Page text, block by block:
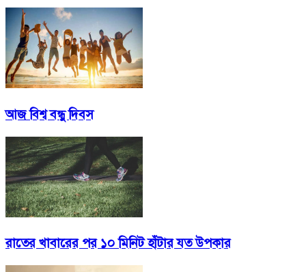
আজ বিশ্ব বন্ধু দিবস
রাতের খাবারের পর ১০ মিনিট হাঁটার যত উপকার